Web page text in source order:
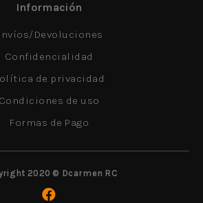
Información
Devoluciones
Confidencialidad
de privacidad
Condiciones de uso
Formas de Pago
2020 © Dcarmen RC